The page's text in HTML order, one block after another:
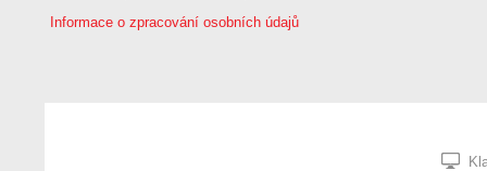
Informace o zpracování osobních údajů